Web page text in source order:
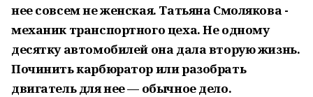
нее совсем не женская. Татьяна Смолякова -
механик транспортного цеха. Не одному
десятку автомобилей она дала вторую жизнь.
Починить карбюратор или разобрать
двигатель для нее — обычное дело.